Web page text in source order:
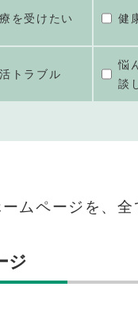
を受けたい 健
トラブル
悩
談
ムページを、全
ジ